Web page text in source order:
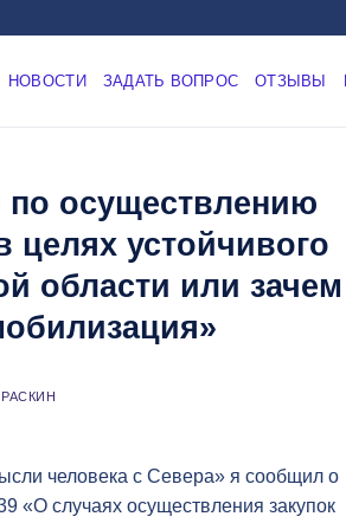
НОВОСТИ ЗАДАТЬ ВОПРОС ОТЗЫВЫ
по осуществлению
целях устойчивого
области или зачем
человека с Севера» я сообщил о
«О случаях осуществления закупок